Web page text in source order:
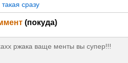
сразу
(покуда)
ржака ваще менты вы супер!!!